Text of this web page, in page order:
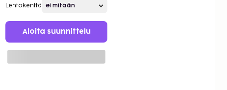
Lentokenttä
Aloita suunnittelu